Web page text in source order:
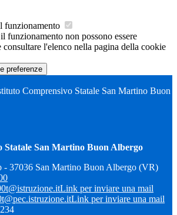
funzionamento
funzionamento non possono essere
l'elenco nella pagina della cookie
preferenze
Comprensivo Statale San Martino Buon
Statale San Martino Buon Albergo
- 37036 San Martino Buon Albergo (VR)
Link per inviare una mail
Link per inviare una mail